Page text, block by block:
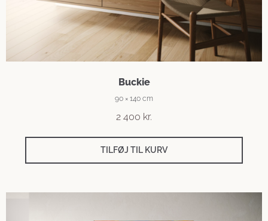
Buckie
90 × 140 cm
2 400 kr.
TILFØJ TIL KURV